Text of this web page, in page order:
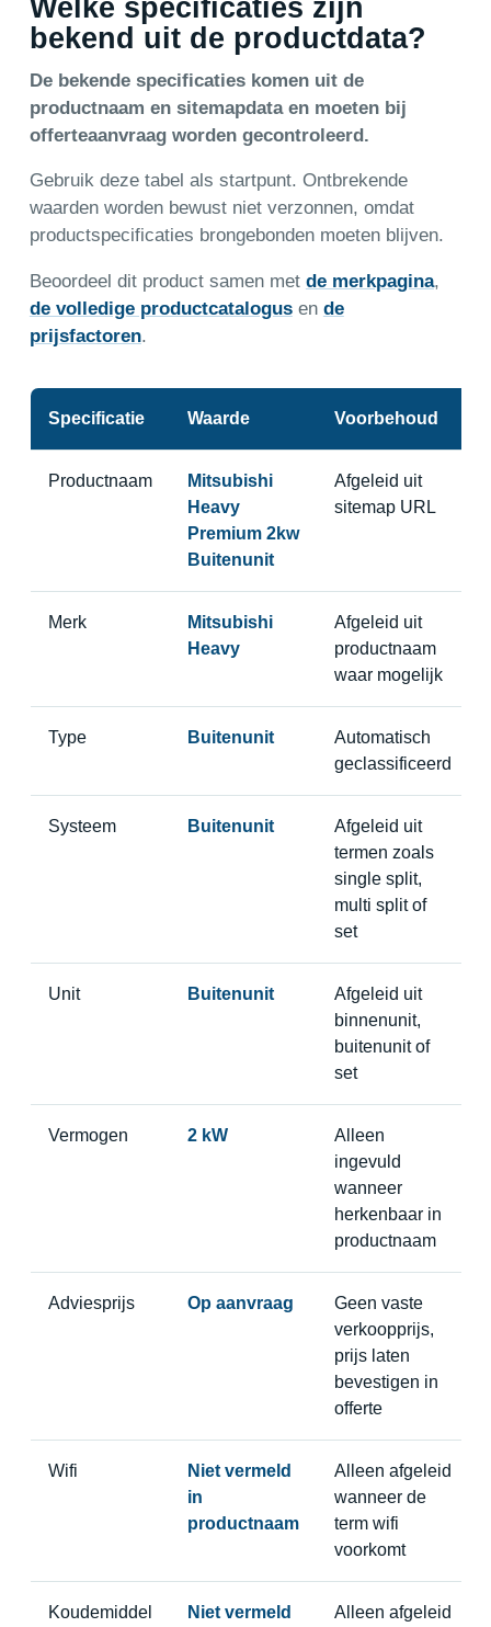
bekend uit de productdata?
De bekende specificaties komen uit de
productnaam en sitemapdata en moeten bij
offerteaanvraag worden gecontroleerd.
Gebruik deze tabel als startpunt. Ontbrekende
waarden worden bewust niet verzonnen, omdat
productspecificaties brongebonden moeten blijven.
Beoordeel dit product samen met de merkpagina,
de volledige productcatalogusen de
prijsfactoren.
Specificatie Waarde Voorbehoud
Productnaam
Mitsubishi
Heavy
Premium 2kw
Buitenunit
Afgeleid uit
sitemap URL
Merk
Mitsubishi
Heavy
Afgeleid uit
productnaam
waar mogelijk
Type Buitenunit
Automatisch
geclassificeerd
Systeem Buitenunit
Afgeleid uit
termen zoals
single split,
multi split of
set
Unit Buitenunit
Afgeleid uit
binnenunit,
buitenunit of
set
Vermogen 2 kW
Alleen
ingevuld
wanneer
herkenbaar in
productnaam
Adviesprijs Op aanvraag
Geen vaste
verkoopprijs,
prijs laten
bevestigen in
offerte
Wifi
Niet vermeld
in
productnaam
Alleen afgeleid
wanneer de
term wifi
voorkomt
Koudemiddel
Niet vermeld
Alleen afgeleid